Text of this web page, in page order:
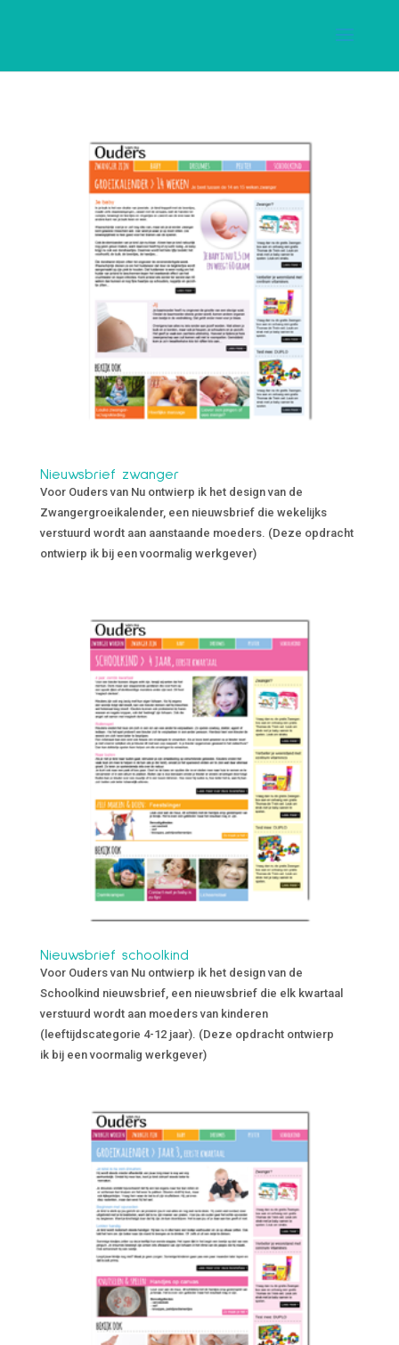
Nieuwsbrief zwanger
Voor Ouders van Nu ontwierp ik het design van de
Zwangergroeikalender, een nieuwsbrief die wekelijks
verstuurd wordt aan aanstaande moeders. (Deze opdracht
ontwierp ik bij een voormalig werkgever)
Nieuwsbrief schoolkind
Voor Ouders van Nu ontwierp ik het design van de
Schoolkind nieuwsbrief, een nieuwsbrief die elk kwartaal
verstuurd wordt aan moeders van kinderen
(leeftijdscategorie 4-12 jaar). (Deze opdracht ontwierp
ik bij een voormalig werkgever)